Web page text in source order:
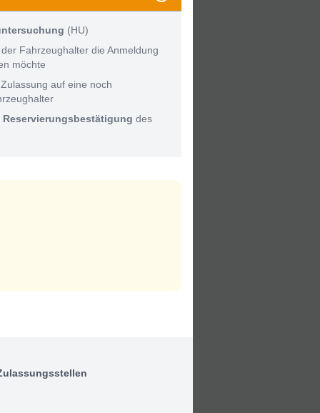
(HU)
Fahrzeughalter die Anmeldung
möchte
auf eine noch
Reservierungsbestätigung des